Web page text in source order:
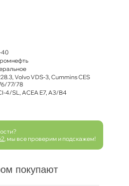
40
Volvo VDS-3, Cummins CES
77/78
4/SL, ACEA E7, A3/B4
, мы все проверим и подскажем!
покупают